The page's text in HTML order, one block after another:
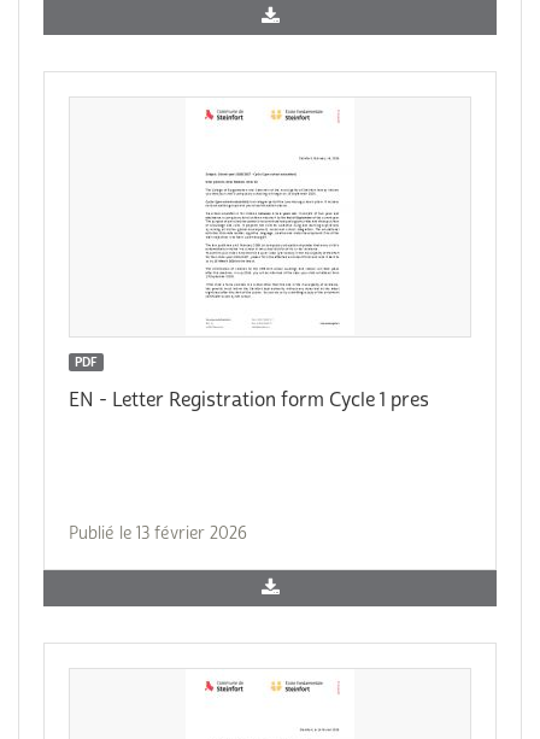
PDF
EN - Letter Registration form Cycle 1 pres
Publié le 13 février 2026